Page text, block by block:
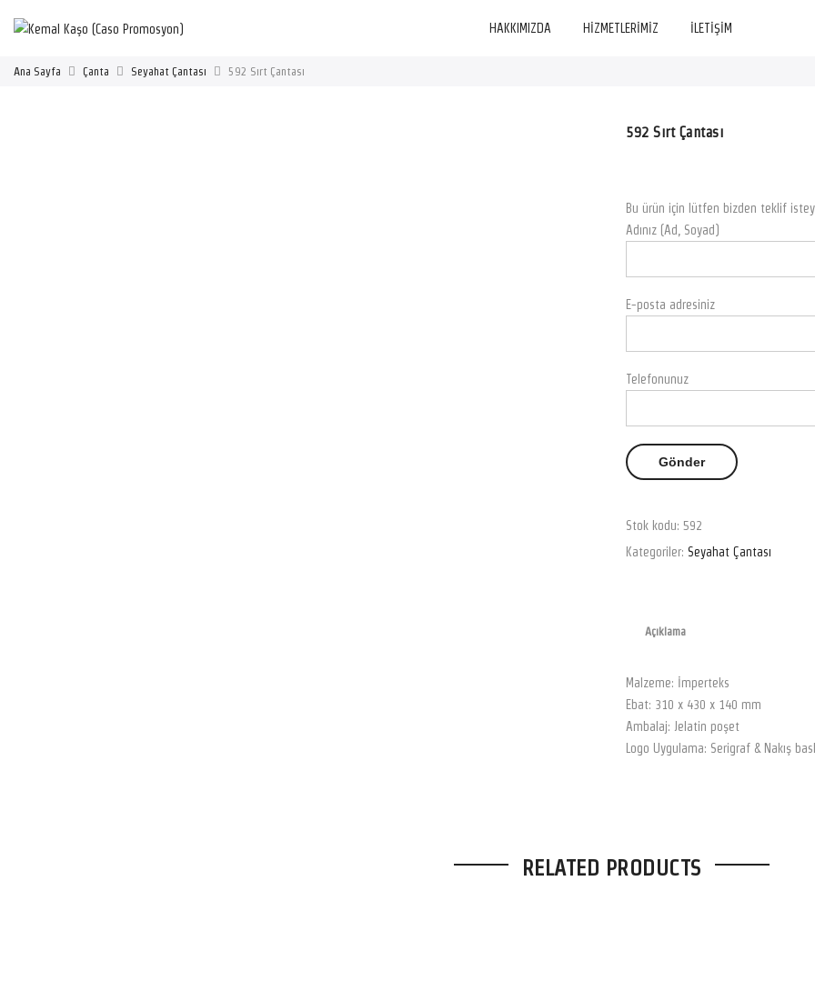
HAKKIMIZDA HİZMETLERİMİZ İLETİŞİM
Ana Sayfa Çanta Seyahat Çantası 592 Sırt Çantası
592 Sırt Çantası
Bu ürün için lütfen bizden teklif
Adınız (Ad, Soyad)
E-posta adresiniz
Telefonunuz
Stok kodu: 592
Kategoriler: Seyahat Çantası
Açıklama
Malzeme: İmperteks
Ebat: 310 x 430 x 140 mm
Ambalaj: Jelatin poşet
Logo Uygulama: Serigraf & Nakış
RELATED PRODUCTS